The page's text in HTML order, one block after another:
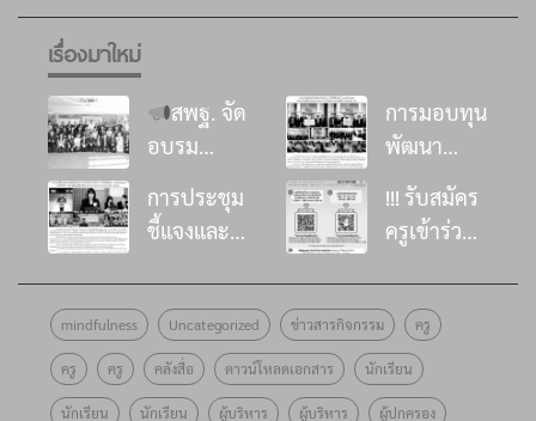
เรื่องมาใหม่
สพฐ. จัด
อบรม
ศักยภาพที่
ปรึกษาด้าน
การเสริม
สร้าง
ภูมิคุ้มกัน
ทางจิตใจ
ด้วยศาสตร์
การมอบทุน
พัฒนา
โรงเรียน ใน
โครงการ
“อิ่มนี้เพื่อ
น้อง”
ประจำปี
๒๕๖๙
ธนาคาร
ออมสิน
การประชุม
ชี้แจงและ
ดำเนินงาน
โครงการ
“อิ่มนี้เพื่อ
!!! รับสมัคร
ครูเข้าร่วม
พัฒนาครู
โครงงาน
คุณธรรม
mindfulness Uncategorized ข่าวสารกิจกรรม ครู
ครู ครู คลังสื่อ ดาวน์โหลดเอกสาร นักเรียน
นักเรียน นักเรียน ผู้บริหาร ผู้บริหาร ผู้ปกครอง